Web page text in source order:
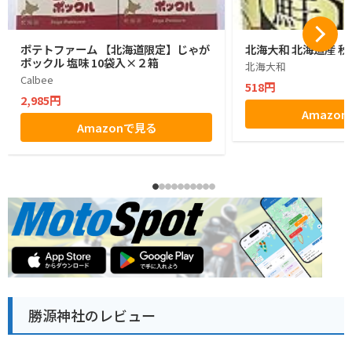
ポテトファーム 【北海道限定】じゃが
ポックル 塩味 10袋入×２箱
Calbee
2,985円
Amazonで見る
北海大和 北海道産
北海大和
518円
Amazon
勝源神社のレビュー